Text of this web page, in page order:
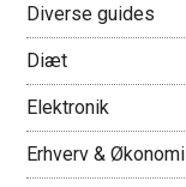
Diverse guides
Diæt
Elektronik
Erhverv & Økonomi